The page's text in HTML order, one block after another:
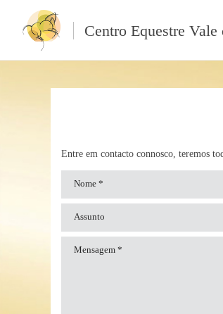
Centro Equestre
Entre em contacto connosco, teremos